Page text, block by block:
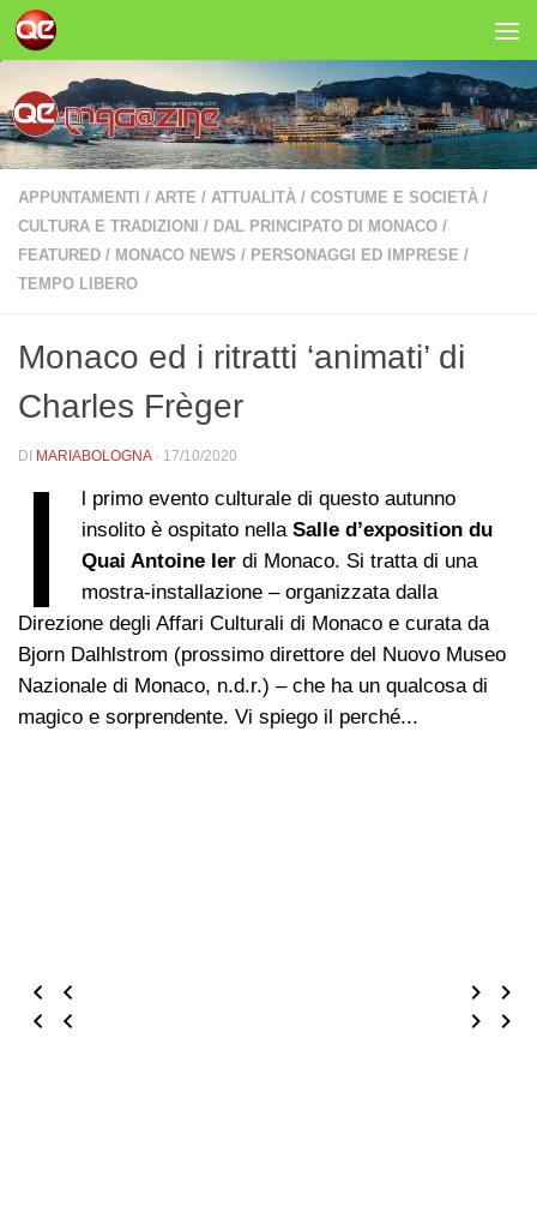
Salta al contenuto
APPUNTAMENTI / ARTE / ATTUALITÀ / COSTUME E SOCIETÀ /
CULTURA E TRADIZIONI
/ DAL PRINCIPATO DI MONACO /
FEATURED / MONACO NEWS / PERSONAGGI ED IMPRESE /
TEMPO LIBERO
Monaco ed i ritratti ‘animati’ di
Charles Frèger
DI MARIABOLOGNA · 17/10/2020
I
l primo evento culturale di questo autunno
insolito è ospitato nellaSalle d’exp​osition du
Quai Antoine Ier di Monaco. Si tratta di una
mostra-installazione – organizzata dalla
Direzione degli Affari Culturali di Monaco e curata da
Bjorn Dalhlstrom (prossimo direttore del Nuovo Museo
Nazionale di Monaco, n.d.r.) – che ha un qualcosa di
magico e sorprendente. Vi spiego il perché..​.